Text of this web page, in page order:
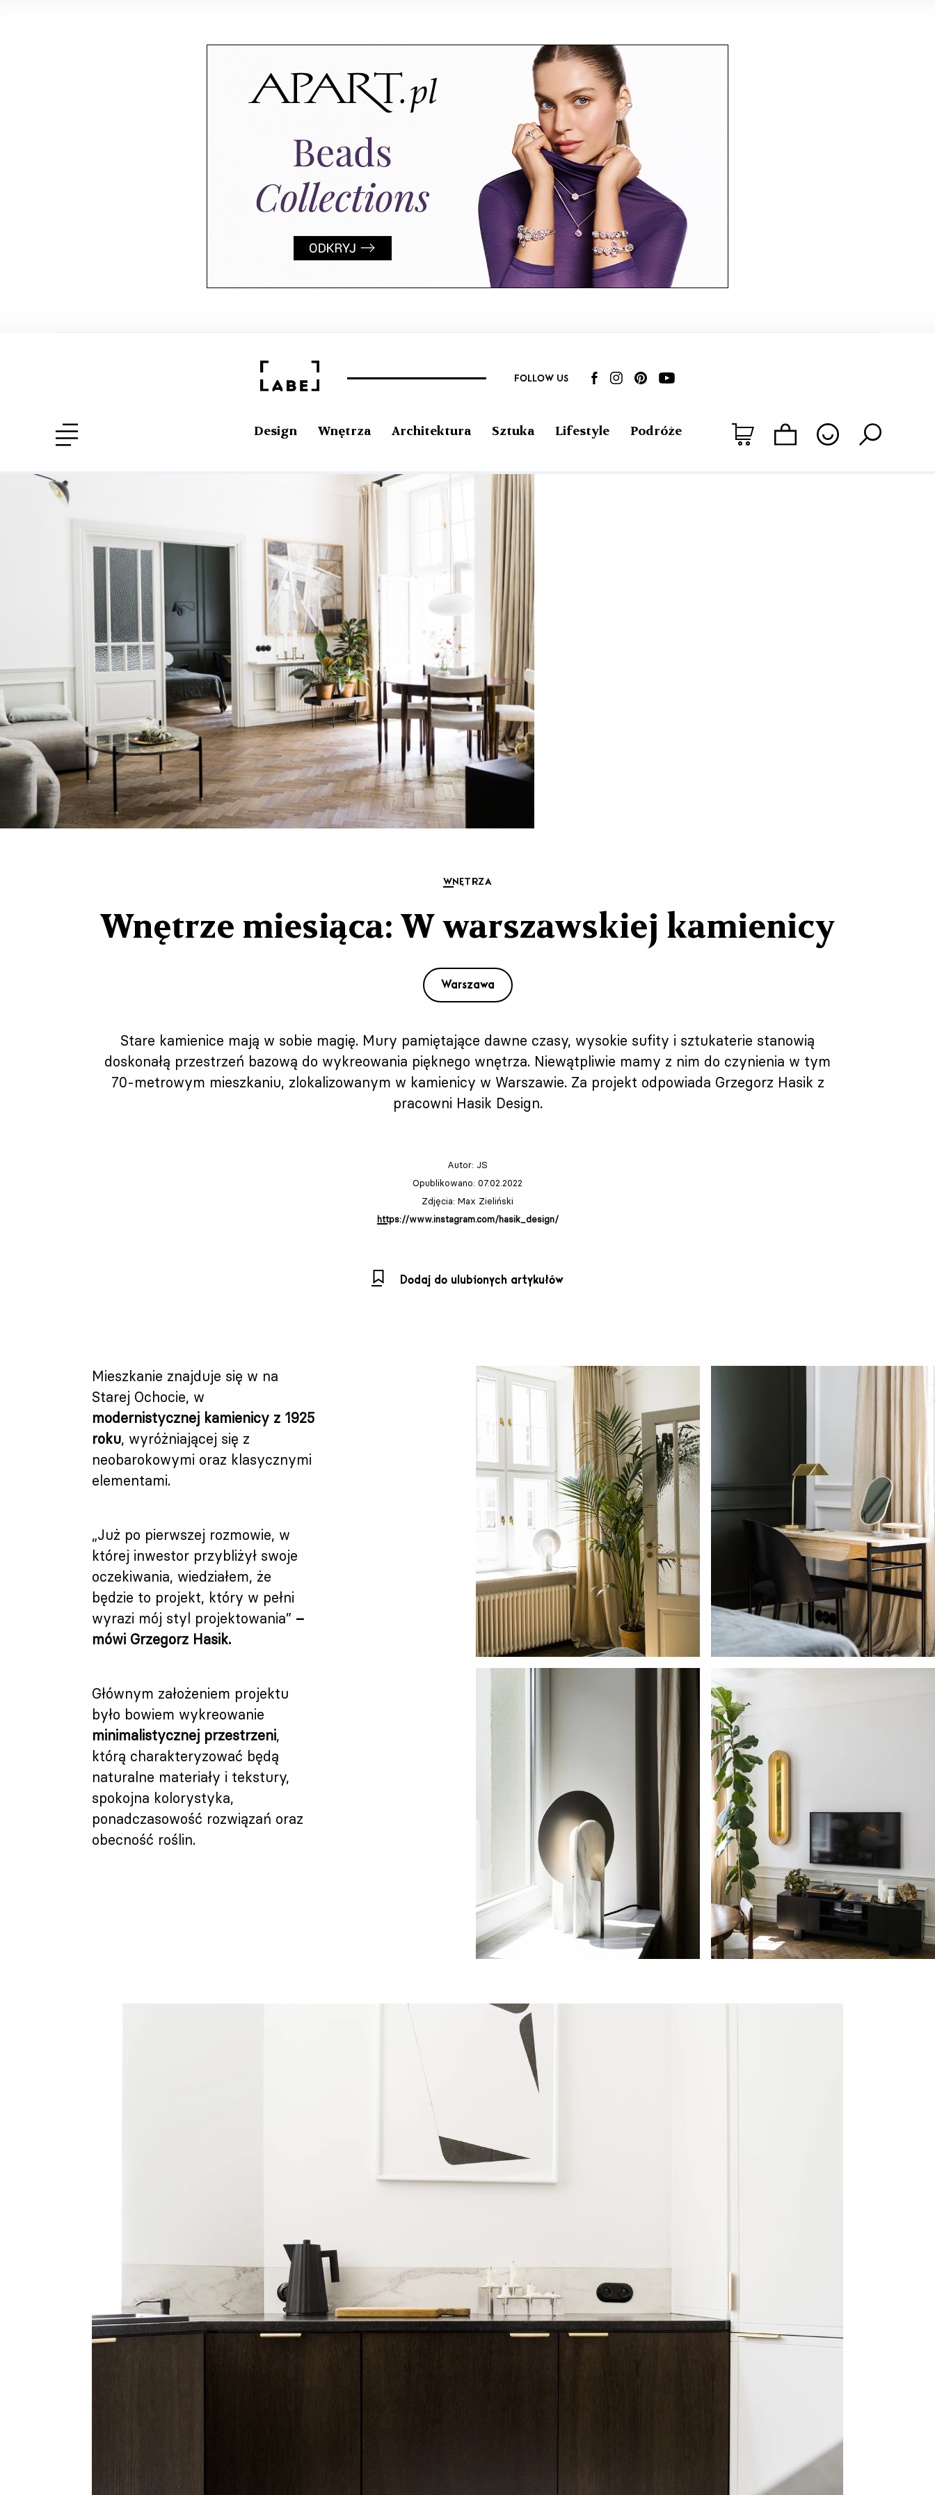
FOLLOW US
Design Wnętrza Architektura Sztuka Lifestyle Podróże
WNĘTRZA
Wnętrze miesiąca: W warszawskiej kamienicy
Warszawa
Stare kamienice mają w sobie magię. Mury pamiętające dawne czasy, wysokie sufity i sztukaterie stanowią
doskonałą przestrzeń bazową do wykreowania pięknego wnętrza. Niewątpliwie mamy z nim do czynienia w tym
70-metrowym mieszkaniu, zlokalizowanym w kamienicy w Warszawie. Za projekt odpowiada Grzegorz Hasik z
pracowni Hasik Design.
Autor: JS
Opublikowano: 07.02.2022
Zdjęcia: Max Zieliński
https://www.instagram.com/hasik_design/
Dodaj do ulubionych artykułów
Mieszkanie znajduje się w na
Starej Ochocie, w
modernistycznej kamienicy z 1925
roku, wyróżniającej się z
neobarokowymi oraz klasycznymi
elementami.
„Już po pierwszej rozmowie, w
której inwestor przybliżył swoje
oczekiwania, wiedziałem, że
będzie to projekt, który w pełni
wyrazi mój styl projektowania” –
mówi Grzegorz Hasik.
Głównym założeniem projektu
było bowiem wykreowanie
minimalistycznej przestrzeni,
którą charakteryzować będą
naturalne materiały i tekstury,
spokojna kolorystyka,
ponadczasowość rozwiązań oraz
obecność roślin.